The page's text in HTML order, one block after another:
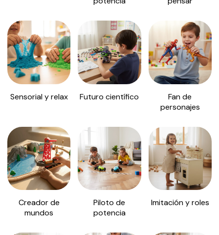
Sensorial y relax Futuro científico
Fan de
personajes
Creador de
mundos
Piloto de
potencia
Imitación y roles